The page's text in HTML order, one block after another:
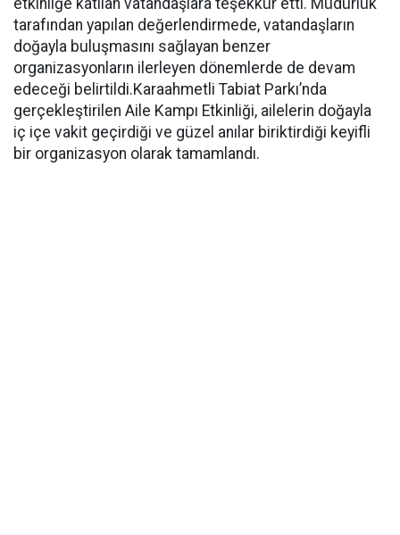
etkinliğe katılan vatandaşlara teşekkür etti. Müdürlük
tarafından yapılan değerlendirmede, vatandaşların
doğayla buluşmasını sağlayan benzer
organizasyonların ilerleyen dönemlerde de devam
edeceği belirtildi.Karaahmetli Tabiat Parkı’nda
gerçekleştirilen Aile Kampı Etkinliği, ailelerin doğayla
iç içe vakit geçirdiği ve güzel anılar biriktirdiği keyifli
bir organizasyon olarak tamamlandı.